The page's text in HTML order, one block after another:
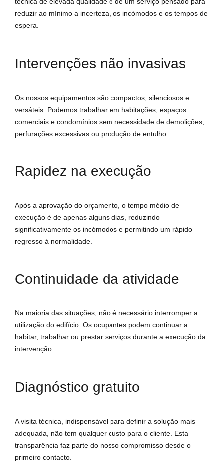
técnica de elevada qualidade e de um serviço pensado para
reduzir ao mínimo a incerteza, os incómodos e os tempos de
espera.
Intervenções não invasivas
Os nossos equipamentos são compactos, silenciosos e
versáteis. Podemos trabalhar em habitações, espaços
comerciais e condomínios sem necessidade de demolições,
perfurações excessivas ou produção de entulho.
Rapidez na execução
Após a aprovação do orçamento, o tempo médio de
execução é de apenas alguns dias, reduzindo
significativamente os incómodos e permitindo um rápido
regresso à normalidade.
Continuidade da atividade
Na maioria das situações, não é necessário interromper a
utilização do edifício. Os ocupantes podem continuar a
habitar, trabalhar ou prestar serviços durante a execução da
intervenção.
Diagnóstico gratuito
A visita técnica, indispensável para definir a solução mais
adequada, não tem qualquer custo para o cliente. Esta
transparência faz parte do nosso compromisso desde o
primeiro contacto.